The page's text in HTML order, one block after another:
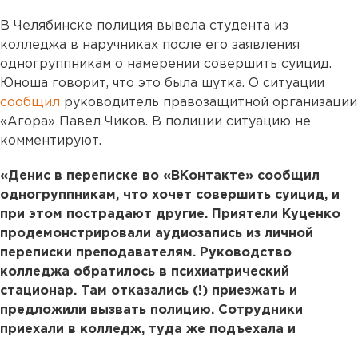
В Челябинске полиция вывела студента из
колледжа в наручниках после его заявления
одногруппникам о намерении совершить суицид.
Юноша говорит, что это была шутка. О ситуации
сообщил руководитель правозащитной организации
«Агора» Павел Чиков. В полиции ситуацию не
комментируют.
«Денис в переписке во «ВКонтакте» сообщил
одногруппникам, что хочет совершить суицид, и
при этом пострадают другие. Приятели Куценко
продемонстрировали аудиозапись из личной
переписки преподавателям. Руководство
колледжа обратилось в психиатрический
стационар. Там отказались (!) приезжать и
предложили вызвать полицию. Сотрудники
приехали в колледж, туда же подъехала и